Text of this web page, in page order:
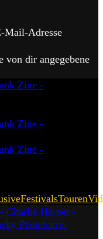
Mail-Adresse
von dir angegebene
FestivalsTouren